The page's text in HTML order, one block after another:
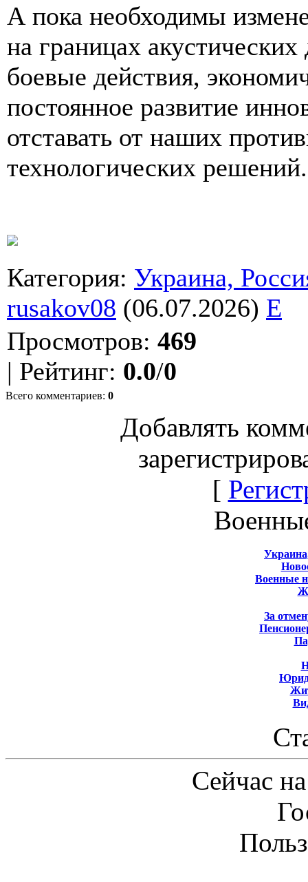
А пока необходимы
на границах
боевые действия,
постоянное развитие
отставать от наших
технологических решений.
Категория: Украина,
rusakov08 (06.07.2026) E
Просмотров: 469
| Рейтинг: 0.0/0
Всего комментариев: 0
Добавлять
[
Военные
За
Сейчас